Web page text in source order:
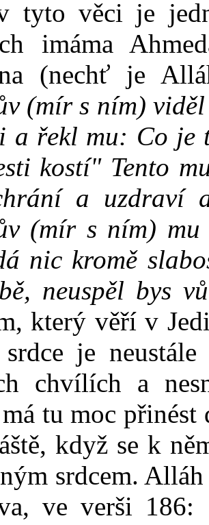
tyto věci je
imáma
(nechť je
(mír s ním) viděl
a řekl mu: Co je
kostí" Tento
a uzdraví
(mír s ním)
nic kromě
neuspěl bys
který věří v
je
chvílích a
tu moc přinést
když se k
srdcem.
ve verši 186: